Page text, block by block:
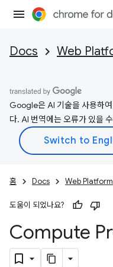
Docs Web
Google은 AI 기술을 사용하
다. AI 번역에는 오류가 있을
홈 Docs Web Platform
도움이 되었나요?
Compute